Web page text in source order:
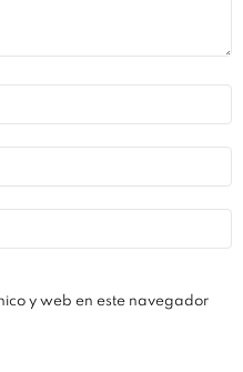
y web en este navegador